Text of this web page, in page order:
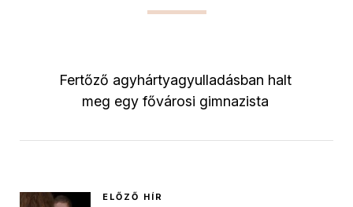
Fertőző agyhártyagyulladásban halt
meg egy fővárosi gimnazista
ELŐZŐ HÍR